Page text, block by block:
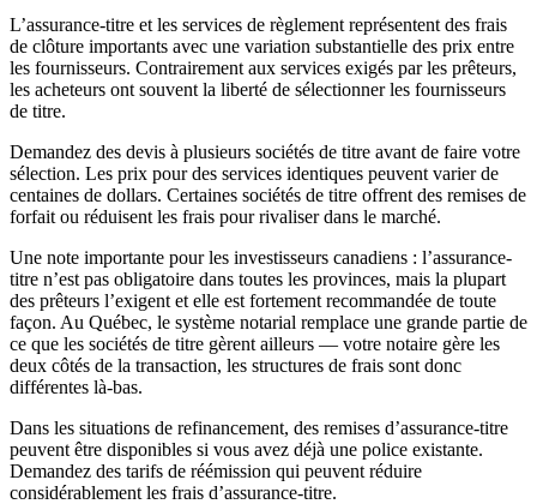
L’assurance-titre et les services de règlement représentent des frais
de clôture importants avec une variation substantielle des prix entre
les fournisseurs. Contrairement aux services exigés par les prêteurs,
les acheteurs ont souvent la liberté de sélectionner les fournisseurs
de titre.
Demandez des devis à plusieurs sociétés de titre avant de faire votre
sélection. Les prix pour des services identiques peuvent varier de
centaines de dollars. Certaines sociétés de titre offrent des remises de
forfait ou réduisent les frais pour rivaliser dans le marché.
Une note importante pour les investisseurs canadiens : l’assurance-
titre n’est pas obligatoire dans toutes les provinces, mais la plupart
des prêteurs l’exigent et elle est fortement recommandée de toute
façon. Au Québec, le système notarial remplace une grande partie de
ce que les sociétés de titre gèrent ailleurs — votre notaire gère les
deux côtés de la transaction, les structures de frais sont donc
différentes là-bas.
Dans les situations de refinancement, des remises d’assurance-titre
peuvent être disponibles si vous avez déjà une police existante.
Demandez des tarifs de réémission qui peuvent réduire
considérablement les frais d’assurance-titre.